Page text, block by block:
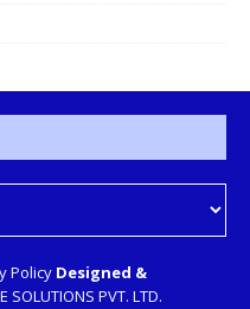
Policy Designed &
SOLUTIONS PVT. LTD.